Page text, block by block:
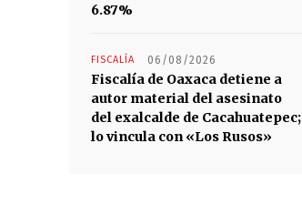
6.87%
FISCALÍA 06/08/2026
Fiscalía de Oaxaca detiene a
autor material del asesinato
del exalcalde de Cacahuatepec;
lo vincula con «Los Rusos»